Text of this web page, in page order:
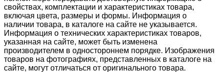
свойствах, комплектации и характеристиках товара,
включая цвета, размеры и формы. Информация о
наличии товара, в каталоге на сайте не указывается.
Информация о технических характеристиках товаров,
указанная на сайте, может быть изменена
производителем в одностороннем порядке. Изображения
товаров на фотографиях, представленных в каталоге на
сайте, могут отличаться от оригинального товара.